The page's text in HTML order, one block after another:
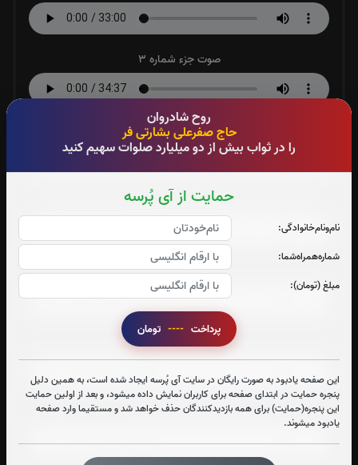
روح شادروان
حاج صفرعلی بشارتی فر
را در ثواب بیش از دو میلیارد صلوات سهیم کنید
حمایت از آی پُرسه
نام‌و‌نام‌خانوادگی:
شماره‌همراه‌شما:
مبلغ (تومان):
پرداخت ----
این صفحه یادبود به صورت رایگان در سایت آی پُرسه ایجاد شده است، به همین دلیل
پنجره حمایت در ابتدای صفحه برای کاربران نمایش داده میشود، و بعد از اولین حمایت
این پنجره(حمایت) برای همه بازدیدکنندگان حذف خواهد شد و مستقیما وارد صفحه
یادبود میشوند.
صوت جزء شماره 3
صوت جزء شماره 4
صوت جزء شماره 5
صوت جزء شماره 6
صوت جزء شماره 7
صوت جزء شماره 8